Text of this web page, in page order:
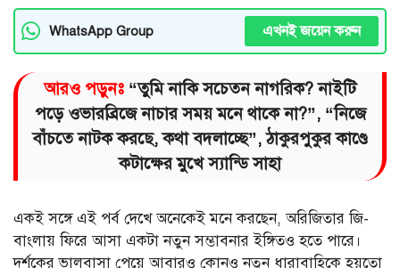
WhatsApp Group এখনই জয়েন করুন
আরও পড়ুনঃ “তুমি নাকি সচেতন নাগরিক? নাইটি
পড়ে ওভারব্রিজে নাচার সময় মনে থাকে না?”, “নিজে
বাঁচতে নাটক করছে, কথা বদলাচ্ছে”, ঠাকুরপুকুর কাণ্ডে
কটাক্ষের মুখে স্যান্ডি সাহা
একই সঙ্গে এই পর্ব দেখে অনেকেই মনে করছেন, অরিজিতার জি-
বাংলায় ফিরে আসা একটা নতুন সম্ভাবনার ইঙ্গিতও হতে পারে।
দর্শকের ভালবাসা পেয়ে আবারও কোনও নতুন ধারাবাহিকে হয়তো